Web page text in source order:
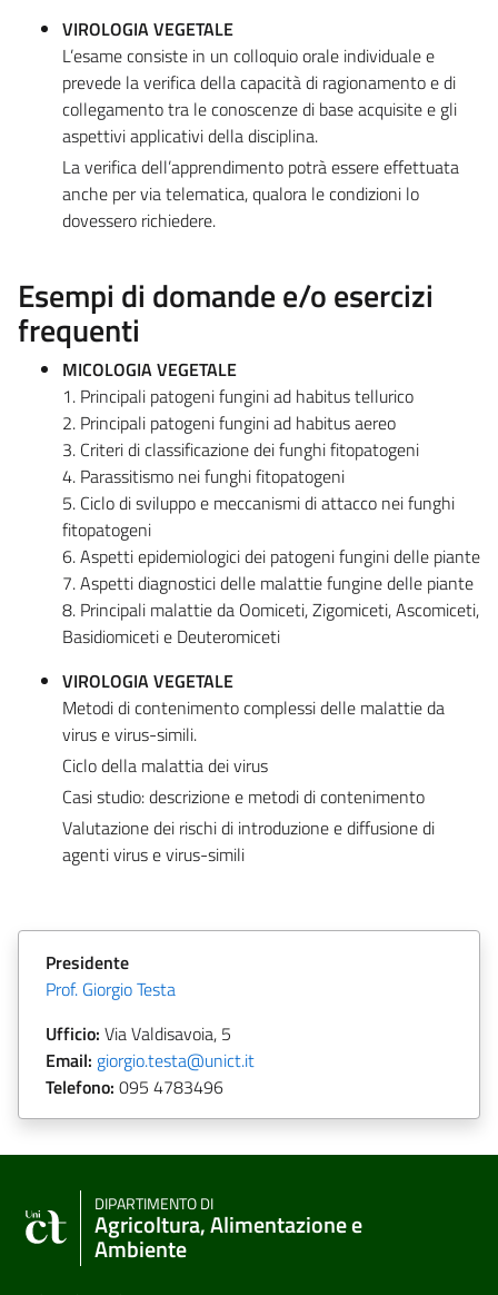
VIROLOGIA VEGETALE
L’esame consiste in un colloquio orale individuale e
prevede la verifica della capacità di ragionamento e di
collegamento tra le conoscenze di base acquisite e gli
aspettivi applicativi della disciplina.
La verifica dell’apprendimento potrà essere effettuata
anche per via telematica, qualora le condizioni lo
dovessero richiedere.
Esempi di domande e/o esercizi
frequenti
MICOLOGIA VEGETALE
1. Principali patogeni fungini ad habitus tellurico
2. Principali patogeni fungini ad habitus aereo
3. Criteri di classificazione dei funghi fitopatogeni
4. Parassitismo nei funghi fitopatogeni
5. Ciclo di sviluppo e meccanismi di attacco nei funghi
fitopatogeni
6. Aspetti epidemiologici dei patogeni fungini delle piante
7. Aspetti diagnostici delle malattie fungine delle piante
8. Principali malattie da Oomiceti, Zigomiceti, Ascomiceti,
Basidiomiceti e Deuteromiceti
VIROLOGIA VEGETALE
Metodi di contenimento complessi delle malattie da
virus e virus-simili.
Ciclo della malattia dei virus
Casi studio: descrizione e metodi di contenimento
Valutazione dei rischi di introduzione e diffusione di
agenti virus e virus-simili
Presidente
Prof. Giorgio Testa
Ufficio: Via Valdisavoia, 5
Email: giorgio.testa@unict.it
Telefono: 095 4783496
DIPARTIMENTO DI
Agricoltura, Alimentazione e
Ambiente